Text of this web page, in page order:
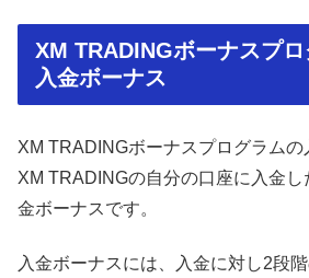
XM TRADINGボーナスプ
入金ボーナス
XM TRADINGボーナスプログラムの
XM TRADINGの自分の口座に入金し
金ボーナスです。
入金ボーナスには、入金に対し2段